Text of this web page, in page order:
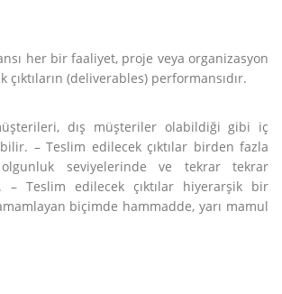
her bir faaliyet, proje veya organizasyon
(deliverables) performansıdır.
dış müşteriler olabildiği gibi iç
– Teslim edilecek çıktılar birden fazla
seviyelerinde ve tekrar tekrar
– Teslim edilecek çıktılar hiyerarşik bir
biçimde hammadde, yarı mamul